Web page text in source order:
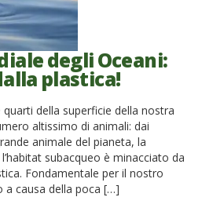
degli Oceani:
plastica!
della superficie della nostra
altissimo di animali: dai
animale del pianeta, la
subacqueo è minacciato da
Fondamentale per il nostro
a causa della poca […]